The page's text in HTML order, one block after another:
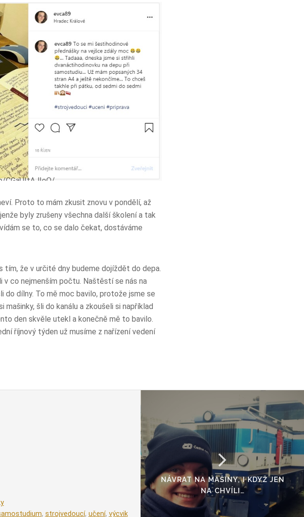
CGaUItAJIoO/
Proto to mám zkusit znovu v pondělí, až
byly zrušeny všechna další školení a tak
se to, co se dalo čekat, dostáváme
tím, že v určité dny budeme dojíždět do depa.
v co nejmenším počtu. Naštěstí se nás na
do dílny. To mě moc bavilo, protože jsme se
šli do kanálu a zkoušeli si například
den skvěle utekl a konečně mě to bavilo.
říjnový týden už musíme z nařízení vedení
, strojvedoucí, učení, výcvik
NÁVRAT NA MAŠINY, I KDYŽ JEN
NA CHVÍLI…